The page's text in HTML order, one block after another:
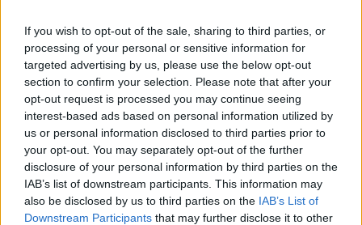
If you wish to opt-out of the sale, sharing to third parties, or
processing of your personal or sensitive information for
targeted advertising by us, please use the below opt-out
section to confirm your selection. Please note that after your
opt-out request is processed you may continue seeing
interest-based ads based on personal information utilized by
us or personal information disclosed to third parties prior to
your opt-out. You may separately opt-out of the further
disclosure of your personal information by third parties on the
IAB’s list of downstream participants. This information may
also be disclosed by us to third parties on the IAB’s List of
Downstream Participants that may further disclose it to other
Addetti alle pulizie delle Poste in protesta
Carabinieri, commemorazione a 'porte chiuse'
Monte San Savino, Casucci striglia le Poste
L'ufficio postale torna a pieno ritmo
Covid, in poche ore 1400 prenotazioni per il test
Casucci "Utile uno sportello delle Poste"